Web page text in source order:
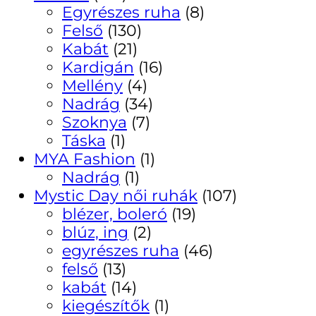
Egyrészes ruha (8)
Felső (130)
Kabát (21)
Kardigán (16)
Mellény (4)
Nadrág (34)
Szoknya (7)
Táska (1)
MYA Fashion (1)
Nadrág (1)
Mystic Day női ruhák (107)
blézer, boleró (19)
blúz, ing (2)
egyrészes ruha (46)
felső (13)
kabát (14)
kiegészítők (1)